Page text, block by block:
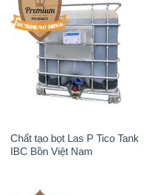
Chất tạo bọt Las P Tico Tank
IBC Bồn Việt Nam